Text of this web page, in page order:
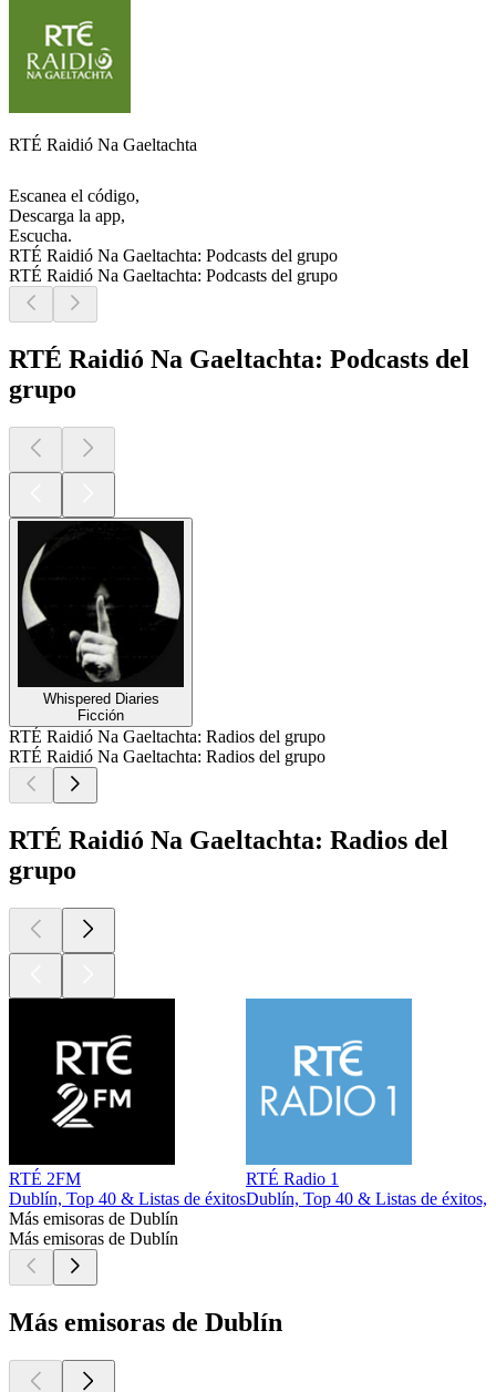
RTÉ Raidió Na Gaeltachta
Escanea el código,
Descarga la app,
Escucha.
RTÉ Raidió Na Gaeltachta: Podcasts del grupo
RTÉ Raidió Na Gaeltachta: Podcasts del grupo
RTÉ Raidió Na Gaeltachta: Podcasts del
grupo
Whispered Diaries
Ficción
RTÉ Raidió Na Gaeltachta: Radios del grupo
RTÉ Raidió Na Gaeltachta: Radios del grupo
RTÉ Raidió Na Gaeltachta: Radios del
grupo
RTÉ 2FM
Dublín, Top 40 & Listas de éxitos
RTÉ Radio 1
Dublín, Top 40 & Listas de éxitos,
Más emisoras de Dublín
Más emisoras de Dublín
Más emisoras de Dublín